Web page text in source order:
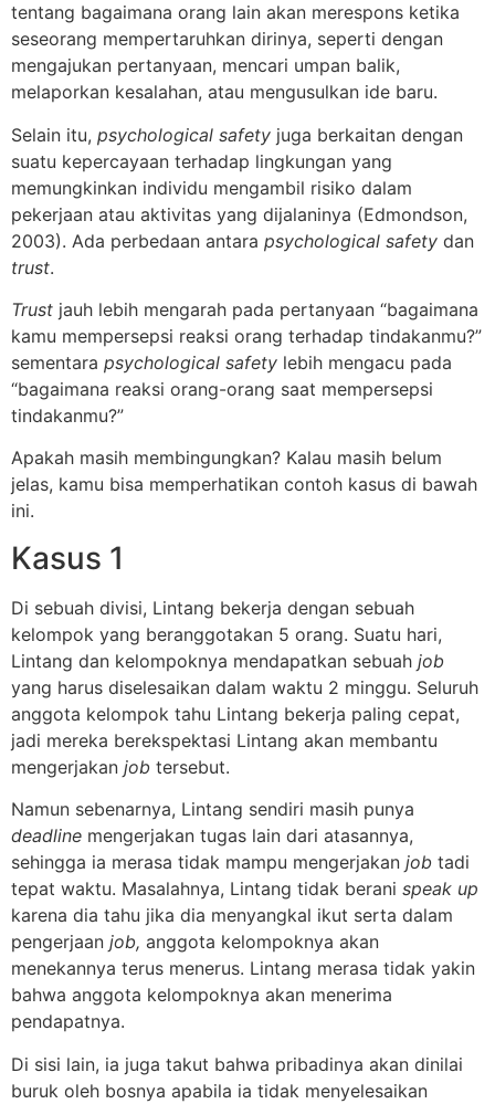
tentang bagaimana orang lain akan merespons ketika
seseorang mempertaruhkan dirinya, seperti dengan
mengajukan pertanyaan, mencari umpan balik,
melaporkan kesalahan, atau mengusulkan ide baru.
Selain itu, psychological safety juga berkaitan dengan
suatu kepercayaan terhadap lingkungan yang
memungkinkan individu mengambil risiko dalam
pekerjaan atau aktivitas yang dijalaninya (Edmondson,
2003). Ada perbedaan antara psychological safety dan
trust.
Trust jauh lebih mengarah pada pertanyaan “bagaimana
kamu mempersepsi reaksi orang terhadap tindakanmu?”
sementara psychological safety lebih mengacu pada
“bagaimana reaksi orang-orang saat mempersepsi
tindakanmu?”
Apakah masih membingungkan? Kalau masih belum
jelas, kamu bisa memperhatikan contoh kasus di bawah
ini.
Kasus 1
Di sebuah divisi, Lintang bekerja dengan sebuah
kelompok yang beranggotakan 5 orang. Suatu hari,
Lintang dan kelompoknya mendapatkan sebuah job
yang harus diselesaikan dalam waktu 2 minggu. Seluruh
anggota kelompok tahu Lintang bekerja paling cepat,
jadi mereka berekspektasi Lintang akan membantu
mengerjakan job tersebut.
Namun sebenarnya, Lintang sendiri masih punya
deadline mengerjakan tugas lain dari atasannya,
sehingga ia merasa tidak mampu mengerjakan job tadi
tepat waktu. Masalahnya, Lintang tidak berani speak up
karena dia tahu jika dia menyangkal ikut serta dalam
pengerjaan job, anggota kelompoknya akan
menekannya terus menerus. Lintang merasa tidak yakin
bahwa anggota kelompoknya akan menerima
pendapatnya.
Di sisi lain, ia juga takut bahwa pribadinya akan dinilai
buruk oleh bosnya apabila ia tidak menyelesaikan